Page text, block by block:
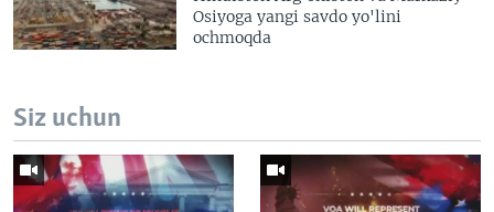
Osiyoga yangi savdo yo'lini
ochmoqda
Siz uchun